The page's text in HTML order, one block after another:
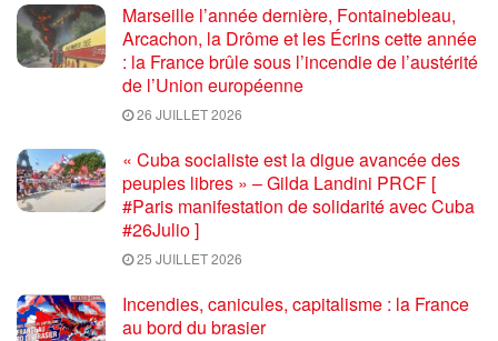
Marseille l’année dernière, Fontainebleau,
Arcachon, la Drôme et les Écrins cette année
: la France brûle sous l’incendie de l’austérité
de l’Union européenne
26 JUILLET 2026
« Cuba socialiste est la digue avancée des
peuples libres » – Gilda Landini PRCF [
#Paris manifestation de solidarité avec Cuba
#26Julio ]
25 JUILLET 2026
Incendies, canicules, capitalisme : la France
au bord du brasier